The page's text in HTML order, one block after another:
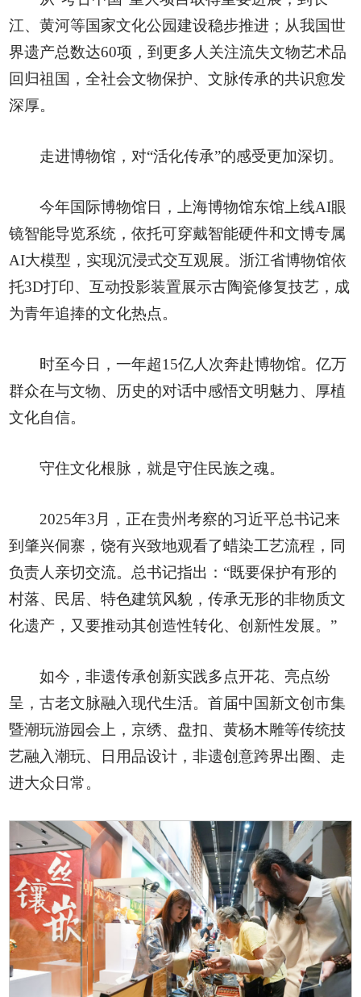
江、黄河等国家文化公园建设稳步推进；从我国世
界遗产总数达60项，到更多人关注流失文物艺术品
回归祖国，全社会文物保护、文脉传承的共识愈发
深厚。
走进博物馆，对“活化传承”的感受更加深切。
今年国际博物馆日，上海博物馆东馆上线AI眼
镜智能导览系统，依托可穿戴智能硬件和文博专属
AI大模型，实现沉浸式交互观展。浙江省博物馆依
托3D打印、互动投影装置展示古陶瓷修复技艺，成
为青年追捧的文化热点。
时至今日，一年超15亿人次奔赴博物馆。亿万
群众在与文物、历史的对话中感悟文明魅力、厚植
文化自信。
守住文化根脉，就是守住民族之魂。
2025年3月，正在贵州考察的习近平总书记来
到肇兴侗寨，饶有兴致地观看了蜡染工艺流程，同
负责人亲切交流。总书记指出：“既要保护有形的
村落、民居、特色建筑风貌，传承无形的非物质文
化遗产，又要推动其创造性转化、创新性发展。”
如今，非遗传承创新实践多点开花、亮点纷
呈，古老文脉融入现代生活。首届中国新文创市集
暨潮玩游园会上，京绣、盘扣、黄杨木雕等传统技
艺融入潮玩、日用品设计，非遗创意跨界出圈、走
进大众日常。